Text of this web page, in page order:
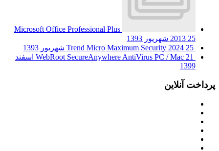
Microsoft Office Professional Plus
2013 25 شهریور 1393
Trend Micro Maximum Security 2024 25 شهریور 1393
WebRoot SecureAnywhere AntiVirus PC / Mac 21 اسفند
1399
پرداخت آنلاین